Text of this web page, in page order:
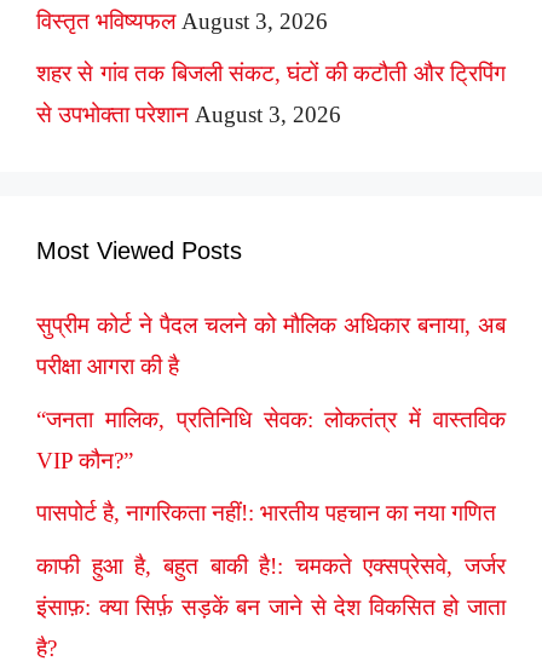
विस्तृत भविष्यफल August 3, 2026
शहर से गांव तक बिजली संकट, घंटों की कटौती और ट्रिपिंग
से उपभोक्ता परेशान August 3, 2026
Most Viewed Posts
सुप्रीम कोर्ट ने पैदल चलने को मौलिक अधिकार बनाया, अब
परीक्षा आगरा की है
“जनता मालिक, प्रतिनिधि सेवक: लोकतंत्र में वास्तविक
VIP कौन?”
पासपोर्ट है, नागरिकता नहीं!: भारतीय पहचान का नया गणित
काफी हुआ है, बहुत बाकी है!: चमकते एक्सप्रेसवे, जर्जर
इंसाफ़: क्या सिर्फ़ सड़कें बन जाने से देश विकसित हो जाता
है?